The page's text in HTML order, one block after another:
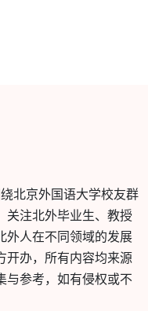
北京外国语大学校友群
关注北外毕业生、教授
外人在不同领域的发展
开办，所有内容均来源
与参考，如有侵权或不